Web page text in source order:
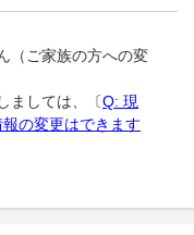
（ご家族の方への変
ましては、〔Q: 現
の変更はできます